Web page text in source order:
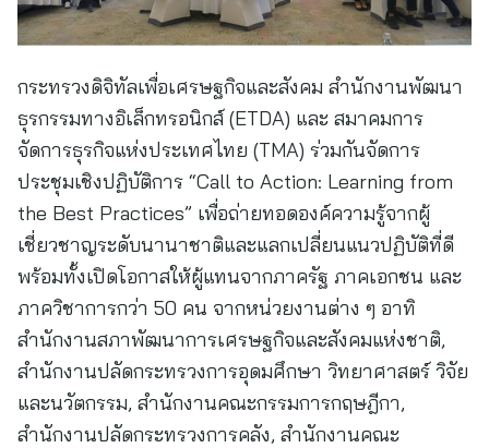
กระทรวงดิจิทัลเพื่อเศรษฐกิจและสังคม สำนักงานพัฒนา
ธุรกรรมทางอิเล็กทรอนิกส์ (ETDA) และ สมาคมการ
จัดการธุรกิจแห่งประเทศไทย (TMA) ร่วมกันจัดการ
ประชุมเชิงปฏิบัติการ “Call to Action: Learning from
the Best Practices” เพื่อถ่ายทอดองค์ความรู้จากผู้
เชี่ยวชาญระดับนานาชาติและแลกเปลี่ยนแนวปฏิบัติที่ดี
พร้อมทั้งเปิดโอกาสให้ผู้แทนจากภาครัฐ ภาคเอกชน และ
ภาควิชาการกว่า 50 คน จากหน่วยงานต่าง ๆ อาทิ
สำนักงานสภาพัฒนาการเศรษฐกิจและสังคมแห่งชาติ,
สำนักงานปลัดกระทรวงการอุดมศึกษา วิทยาศาสตร์ วิจัย
และนวัตกรรม, สำนักงานคณะกรรมการกฤษฎีกา,
สำนักงานปลัดกระทรวงการคลัง, สำนักงานคณะ